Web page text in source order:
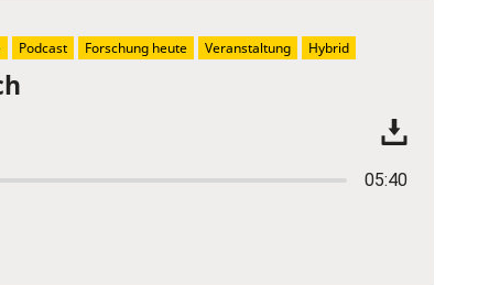
05:40
Podcast Forschung heute Veranstaltung Hybrid